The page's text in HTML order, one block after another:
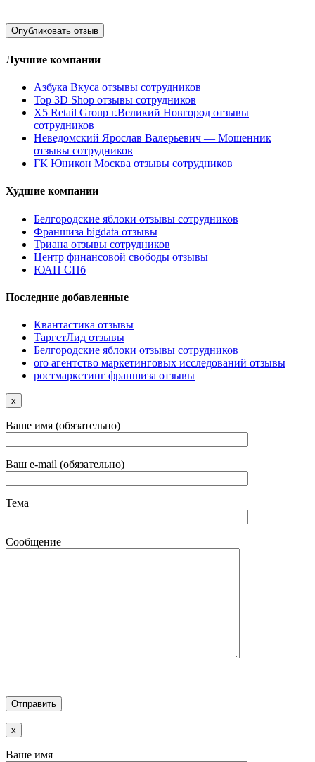
Лучшие компании
Азбука Вкуса отзывы сотрудников
Top 3D Shop отзывы сотрудников
X5 Retail Group г.Великий Новгород отзывы
сотрудников
Неведомский Ярослав Валерьевич — Мошенник
отзывы сотрудников
ГК Юникон Москва отзывы сотрудников
Худшие компании
Белгородские яблоки отзывы сотрудников
Франшиза bigdata отзывы
Триана отзывы сотрудников
Центр финансовой свободы отзывы
ЮАП СПб
Последние добавленные
Квантастика отзывы
ТаргетЛид отзывы
Белгородские яблоки отзывы сотрудников
oro агентство маркетинговых исследований отзывы
ростмаркетинг франшиза отзывы
x
Ваше имя (обязательно)
Ваш e-mail (обязательно)
Тема
Сообщение
x
Ваше имя